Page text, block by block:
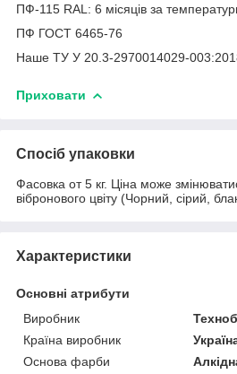
ПФ-115 RAL: 6 місяців за
ПФ ГОСТ 6465-76
Наше ТУ У 20.3-2970014029-
Приховати
Спосіб упаковки
Фасовка от 5 кг. Ціна може
вібронового цвіту (Чорний, сірий,
Характеристики
Основні атрибути
Виробник
Країна виробник
Основа фарби